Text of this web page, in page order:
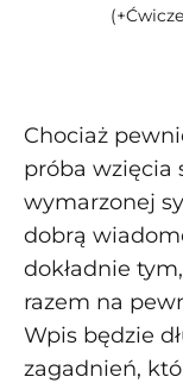
Chociaż
próba wzięcia
wymarzonej
dobrą
dokładnie
razem na
Wpis będzie
zagadnień,